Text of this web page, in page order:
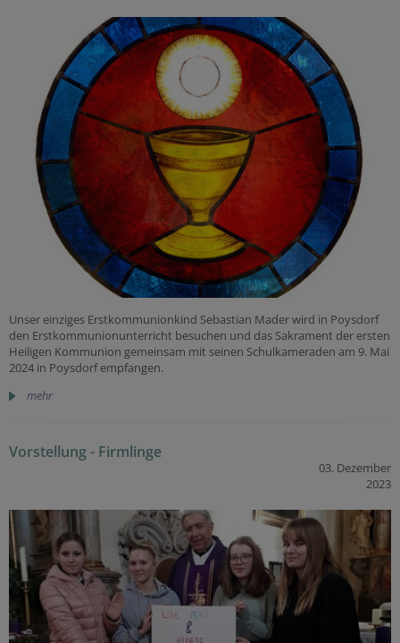
Unser einziges Erstkommunionkind Sebastian Mader wird in Poysdorf
den Erstkommunionunterricht besuchen und das Sakrament der ersten
Heiligen Kommunion gemeinsam mit seinen Schulkameraden am 9. Mai
2024 in Poysdorf empfangen.
mehr
Vorstellung - Firmlinge
03. Dezember
2023